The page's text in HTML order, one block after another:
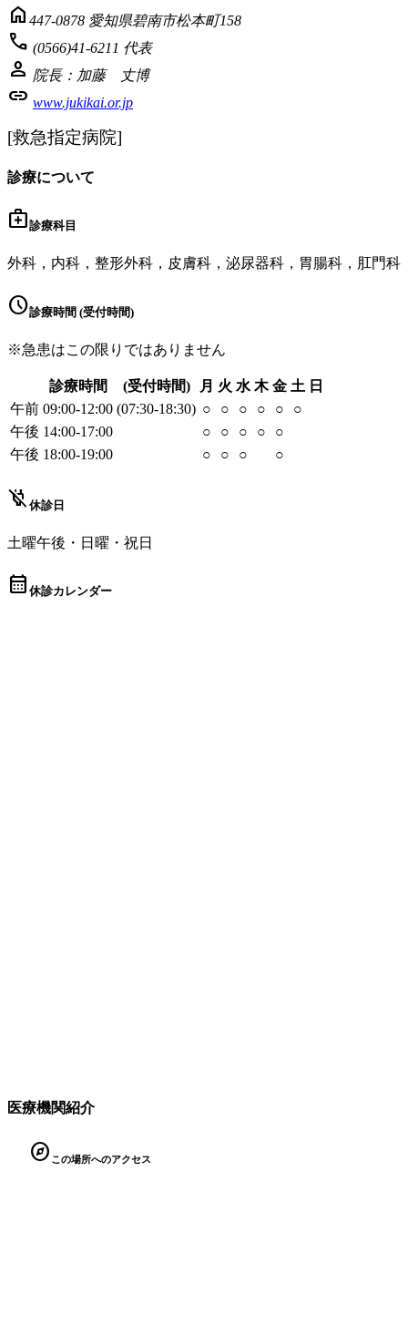
home 447-0878 愛知県碧南市松本町158
phone (0566)41-6211 代表
person 院長：加藤 丈博
link www.jukikai.or.jp
[救急指定病院]
診療について
medical_services診療科目
外科，内科，整形外科，皮膚科，泌尿器科，胃腸科，肛門科
schedule診療時間 (受付時間)
※急患はこの限りではありません
診療時間 (受付時間) 月 火 水 木 金 土 日
午前 09:00-12:00 (07:30-18:30) ○ ○ ○ ○ ○
○
午後 14:00-17:00 ○ ○ ○ ○
○
午後 18:00-19:00 ○ ○ ○ ○
power_off 休診日
土曜午後・日曜・祝日
calendar_month 休診カレンダー
医療機関紹介
explore この場所へのアクセス